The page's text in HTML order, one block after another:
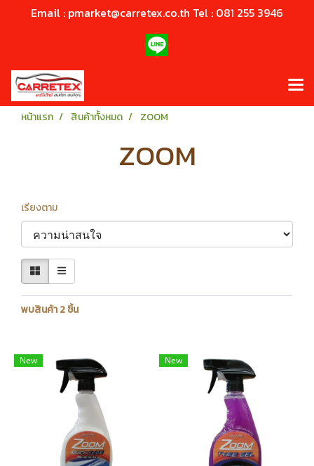
Email : pmarket@carretex.co.th Tel : 081 255 3946
หน้าแรก สินค้าทั้งหมด ZOOM
ZOOM
เรียงตาม
พบสินค้า 2 ชิ้น
New New